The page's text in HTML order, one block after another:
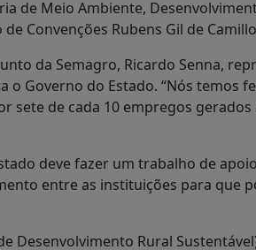
de Meio Ambiente,
Convenções Rubens Gil de
da Semagro, Ricardo Senna,
Governo do Estado. “Nós temos
sete de cada 10 empregos
deve fazer um trabalho de
entre as instituições para que
Desenvolvimento Rural